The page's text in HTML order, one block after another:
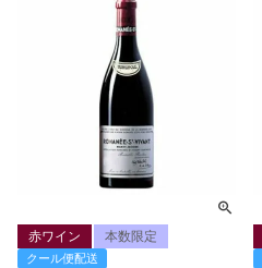
赤ワイン 本数限定
クール便配送